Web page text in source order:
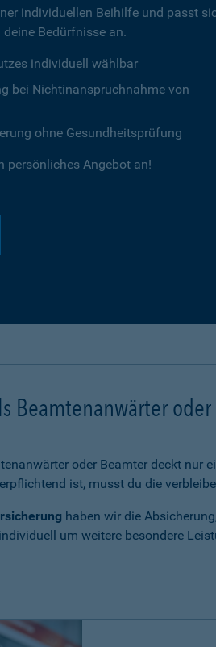
individuellen Beihilfe und passt
Bedürfnisse an.
individuell wählbar
bei Nichtinanspruchnahme von
ohne Gesundheitsprüfung
persönliches Angebot an!
Beamtenanwärter
oder Beamter deckt nur
ist, musst du die
haben wir die
um weitere besondere